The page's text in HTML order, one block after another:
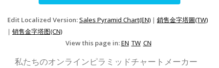
Edit Localized Version: Sales Pyramid Chart(EN) | 銷售金字塔圖(TW)
| 销售金字塔图(CN)
View this page in:EN TW CN
私たちのオンラインピラミッドチャートメーカー